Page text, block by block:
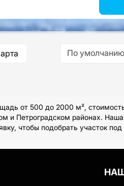
По умолчанию
от 500 до 2000 м²,
и Петроградском районах.
чтобы подобрать участок